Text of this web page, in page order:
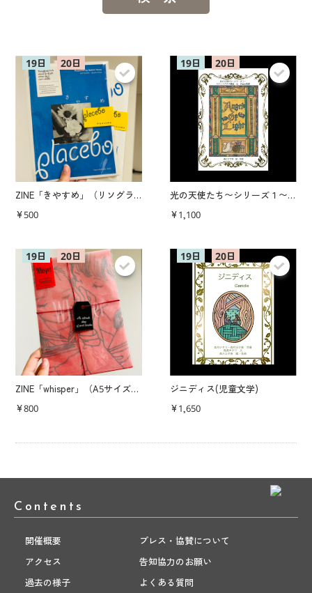
ZINE「きやすめ」（リソグラフ印刷／A5サイズ／A3十字クロス折）
¥500
光の天使たち〜シリーズ１〜(音楽絵本)
¥1,100
ZINE「whisper」（A5サイズ／16P）
¥800
ジニディス(児童文学)
¥1,650
Contents
開催概要
アクセス
過去の様子
プレス・協賛について
告知協力のお願い
よくある質問